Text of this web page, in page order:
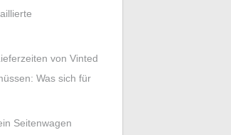
von Vinted
Was sich für
Seitenwagen